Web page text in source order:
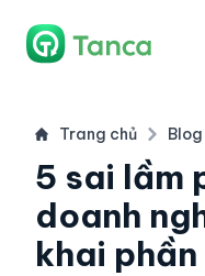
Trang chủ Blog
5 sai lầm
doanh
khai